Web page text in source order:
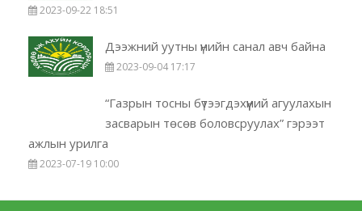
2023-09-22 18:51
Дээжний уутны үнийн санал авч байна
2023-09-04 17:17
“Газрын тосны бүтээгдэхүүний агуулахын
засварын төсөв боловсруулах” гэрээт
ажлын урилга
2023-07-19 10:00